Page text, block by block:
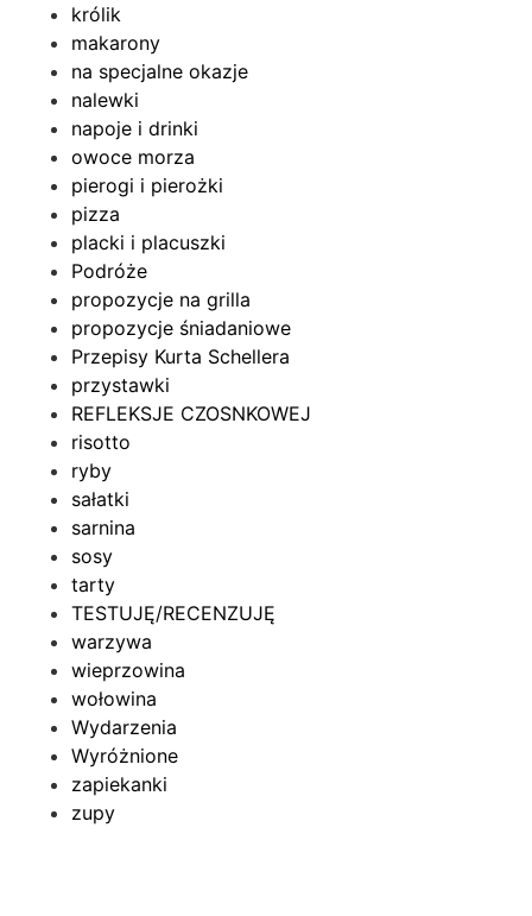
królik
makarony
na specjalne okazje
nalewki
napoje i drinki
owoce morza
pierogi i pierożki
pizza
placki i placuszki
Podróże
propozycje na grilla
propozycje śniadaniowe
Przepisy Kurta Schellera
przystawki
REFLEKSJE CZOSNKOWEJ
risotto
ryby
sałatki
sarnina
sosy
tarty
TESTUJĘ/RECENZUJĘ
warzywa
wieprzowina
wołowina
Wydarzenia
Wyróżnione
zapiekanki
zupy